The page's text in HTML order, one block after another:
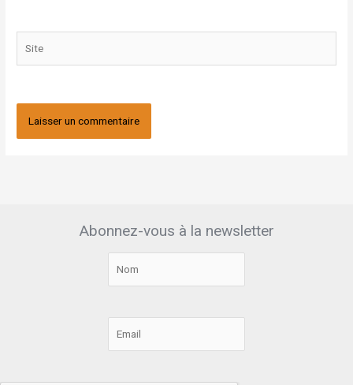
Abonnez-vous à la newsletter